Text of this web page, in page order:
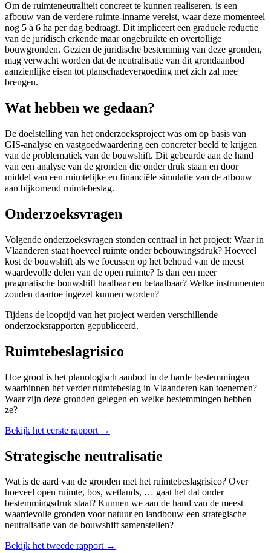
Om de ruimteneutraliteit concreet te kunnen realiseren, is een
afbouw van de verdere ruimte-inname vereist, waar deze momenteel
nog 5 à 6 ha per dag bedraagt. Dit impliceert een graduele reductie
van de juridisch erkende maar ongebruikte en overtollige
bouwgronden. Gezien de juridische bestemming van deze gronden,
mag verwacht worden dat de neutralisatie van dit grondaanbod
aanzienlijke eisen tot planschade­vergoeding met zich zal mee
brengen.
Wat hebben we gedaan?
De doelstelling van het onderzoeks­project was om op basis van
GIS-analyse en vastgoed­waardering een concreter beeld te krijgen
van de problematiek van de bouwshift. Dit gebeurde aan de hand
van een analyse van de gronden die onder druk staan en door
middel van een ruimtelijke en financiële simulatie van de afbouw
aan bijkomend ruimtebeslag.
Onderzoeksvragen
Volgende onderzoeksvragen stonden centraal in het project: Waar in
Vlaanderen staat hoeveel ruimte onder bebouwings­druk? Hoeveel
kost de bouwshift als we focussen op het behoud van de meest
waardevolle delen van de open ruimte? Is dan een meer
pragmatische bouwshift haalbaar en betaalbaar? Welke instrumenten
zouden daartoe ingezet kunnen worden?
Tijdens de looptijd van het project werden verschillende
onderzoeksrapporten gepubliceerd.
Ruimtebeslagrisico
Hoe groot is het planologisch aanbod in de harde bestemmingen
waarbinnen het verder ruimtebeslag in Vlaanderen kan toenemen?
Waar zijn deze gronden gelegen en welke bestemmingen hebben
ze?
Bekijk het eerste rapport →
Strategische neutralisatie
Wat is de aard van de gronden met het ruimtebeslag­risico? Over
hoeveel open ruimte, bos, wetlands, … gaat het dat onder
bestemmingsdruk staat? Kunnen we aan de hand van de meest
waardevolle gronden voor natuur en landbouw een strategische
neutralisatie van de bouwshift samenstellen?
Bekijk het tweede rapport →